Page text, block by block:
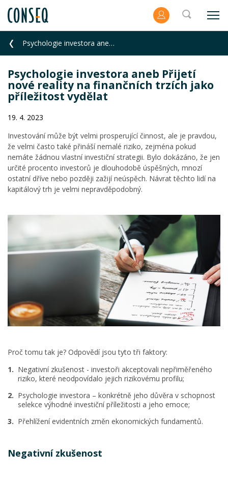
Psychologie investora aneb Přijetí nové reality na finančních trzích jako příležitost vydělat
Psychologie investora aneb Přijetí
nové reality na finančních trzích jako
příležitost vydělat
19. 4. 2023
Investování může být velmi prosperující činnost, ale je pravdou,
že velmi často také přináší nemalé riziko, zejména pokud
nemáte žádnou vlastní investiční strategii. Bylo dokázáno, že jen
určité procento investorů je dlouhodobě úspěšných, mnozí
ostatní dříve nebo později zažijí neúspěch. Návrat těchto lidí na
kapitálový trh je velmi nepravděpodobný.
Proč tomu tak je? Odpovědí jsou tyto tři faktory:
Negativní zkušenost - investoři akceptovali nepřiměřeného
riziko, které neodpovídalo jejich rizikovému profilu;
Psychologie investora – konkrétně jeho důvěra v schopnost
selekce výhodné investiční příležitosti a jeho emoce;
Přehlížení evidentních změn ekonomických fundamentů.
Negativní zkušenost